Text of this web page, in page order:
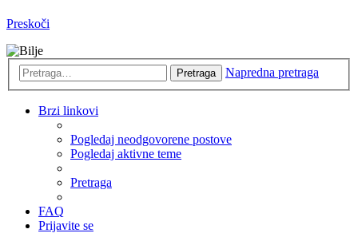
Preskoči
Pretraga Napredna pretraga
Brzi linkovi
Pogledaj neodgovorene postove
Pogledaj aktivne teme
Pretraga
FAQ
Prijavite se